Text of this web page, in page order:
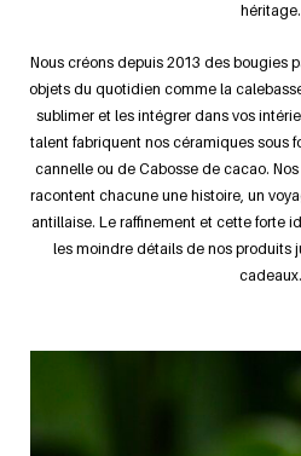
héritage.
Nous créons depuis 2013 des bougies
objets du quotidien comme la
sublimer et les intégrer dans vos
talent fabriquent nos céramiques sous
cannelle ou de Cabosse de cacao.
racontent chacune une histoire, un
antillaise. Le raffinement et cette forte
les moindre détails de nos produits
cadeaux.